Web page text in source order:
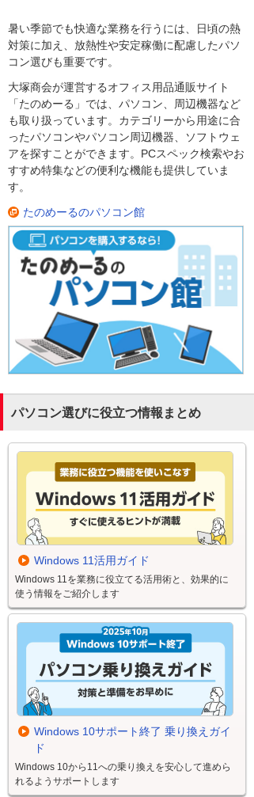
暑い季節でも快適な業務を行うには、日頃の熱
対策に加え、放熱性や安定稼働に配慮したパソ
コン選びも重要です。
大塚商会が運営するオフィス用品通販サイト
「たのめーる」では、パソコン、周辺機器など
も取り扱っています。カテゴリーから用途に合
ったパソコンやパソコン周辺機器、ソフトウェ
アを探すことができます。PCスペック検索やお
すすめ特集などの便利な機能も提供していま
す。
たのめーるのパソコン館
パソコン選びに役立つ情報まとめ
Windows 11活用ガイド
Windows 11を業務に役立てる活用術と、効果的に
使う情報をご紹介します
Windows 10サポート終了 乗り換えガイ
ド
Windows 10から11への乗り換えを安心して進めら
れるようサポートします